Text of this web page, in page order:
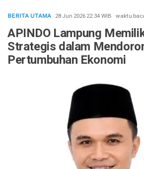
BERITA UTAMA · 28 Jun 202622:34WIB ·waktu
APINDO Lampung
Strategis dalam
Pertumbuhan Ekonomi